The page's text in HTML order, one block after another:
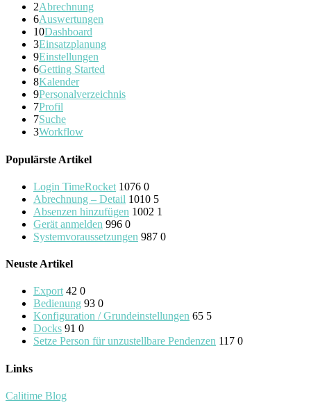
2Abrechnung
6Auswertungen
10Dashboard
3Einsatzplanung
9Einstellungen
6Getting Started
8Kalender
9Personalverzeichnis
7Profil
7Suche
3Workflow
Populärste Artikel
Login TimeRocket 1076 0
Abrechnung – Detail 1010 5
Absenzen hinzufügen 1002 1
Gerät anmelden 996 0
Systemvoraussetzungen 987 0
Neuste Artikel
Export 42 0
Bedienung 93 0
Konfiguration / Grundeinstellungen 65 5
Docks 91 0
Setze Person für unzustellbare Pendenzen 117 0
Links
Calitime Blog